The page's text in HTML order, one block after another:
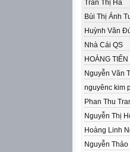
Trần Thị Hà
Bùi Thị Ánh
Huỳnh Văn
Nhà Cái QS
HOÀNG TIẾN
Nguyễn Văn
nguyênc kim
Phan Thu
Nguyễn Thị
Hoàng Linh
Nguyễn Thảo